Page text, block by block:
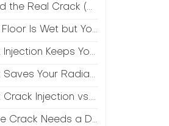
What You See Isn't Always the Source)
Is Wet but Your Crack Is Dry
Your Retail Floors Looking Fresh
Radiant Floor from Moisture Damage
vs. Annual Patching—The Math
a Different Grout Than Your Wide Gap